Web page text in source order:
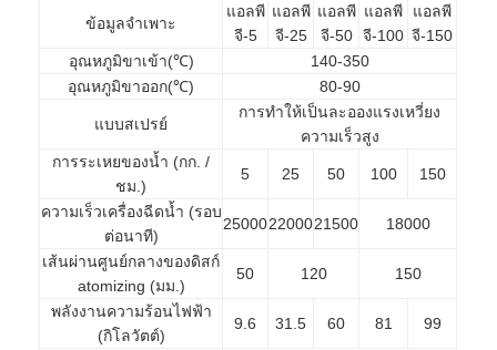
ข้อมูลจำเพาะ
แอลพี
จี-5
แอลพี
จี-25
แอลพี
จี-50
แอลพี
จี-100
แอลพี
จี-150
อุณหภูมิขาเข้า(℃)
140-350
อุณหภูมิขาออก(℃)
80-90
แบบสเปรย์
การทำให้เป็นละอองแรงเหวี่ยง
ความเร็วสูง
การระเหยของน้ำ (กก. /
ชม.)
5 25 50 100 150
ความเร็วเครื่องฉีดน้ำ (รอบ
ต่อนาที)
250002200021500 18000
เส้นผ่านศูนย์กลางของดิสก์
atomizing (มม.)
50 120 150
พลังงานความร้อนไฟฟ้า
(กิโลวัตต์)
9.6 31.5 60 81 99